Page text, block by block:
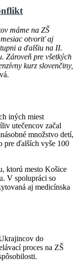
máme na ZŠ
otvoriť aj
a ďalšiu na II.
Zároveň pre všetkých
kurz slovenčiny,
iných miest
utečencov začal
množstvo detí,
pre ďalších vyše 100
ktorú mesto Košice
V spolupráci so
aj medicínska
do
proces na ZŠ